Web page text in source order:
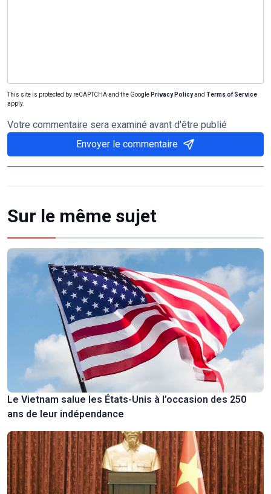
This site is protected by reCAPTCHA and the Google Privacy Policyand Terms of Service
apply.
Votre commentaire sera examiné avant d'être publié
Envoyer le commentaire
Sur le même sujet
Le Vietnam salue les États-Unis à l’occasion des 250
ans de leur indépendance